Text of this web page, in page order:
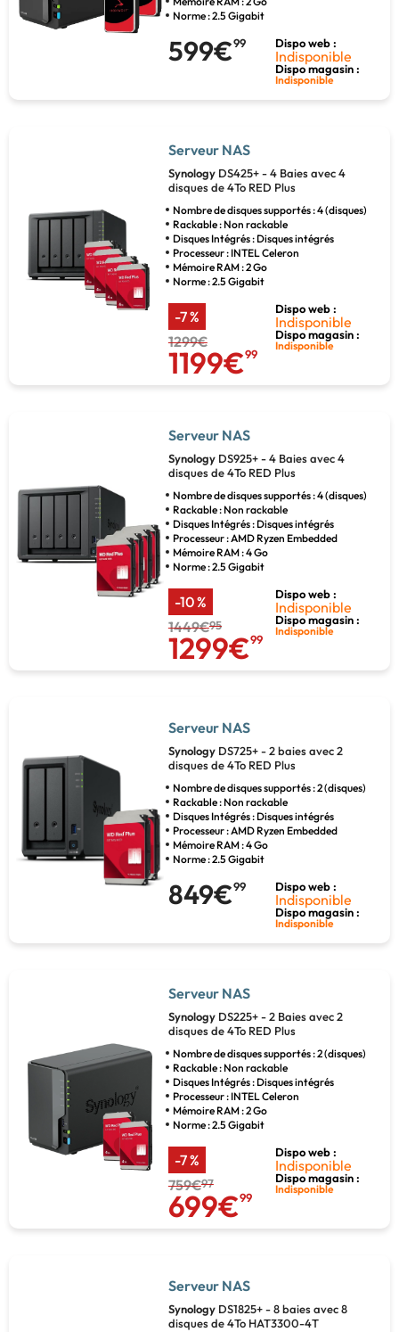
Norme : 2.5 Gigabit
599€99 Dispo web :
Indisponible
Dispo magasin :
Indisponible
Serveur NAS
Synology DS425+ - 4 Baies avec 4
disques de 4To RED Plus
Nombre de disques supportés : 4 (disques)
Rackable : Non rackable
Disques Intégrés : Disques intégrés
Processeur : INTEL Celeron
Mémoire RAM : 2 Go
Norme : 2.5 Gigabit
-7 %
1299€
1199€99
Dispo web :
Indisponible
Dispo magasin :
Indisponible
Serveur NAS
Synology DS925+ - 4 Baies avec 4
disques de 4To RED Plus
Nombre de disques supportés : 4 (disques)
Rackable : Non rackable
Disques Intégrés : Disques intégrés
Processeur : AMD Ryzen Embedded
Mémoire RAM : 4 Go
Norme : 2.5 Gigabit
-10 %
1449€95
1299€99
Dispo web :
Indisponible
Dispo magasin :
Indisponible
Serveur NAS
Synology DS725+ - 2 baies avec 2
disques de 4To RED Plus
Nombre de disques supportés : 2 (disques)
Rackable : Non rackable
Disques Intégrés : Disques intégrés
Processeur : AMD Ryzen Embedded
Mémoire RAM : 4 Go
Norme : 2.5 Gigabit
849€99 Dispo web :
Indisponible
Dispo magasin :
Indisponible
Serveur NAS
Synology DS225+ - 2 Baies avec 2
disques de 4To RED Plus
Nombre de disques supportés : 2 (disques)
Rackable : Non rackable
Disques Intégrés : Disques intégrés
Processeur : INTEL Celeron
Mémoire RAM : 2 Go
Norme : 2.5 Gigabit
-7 %
759€97
699€99
Dispo web :
Indisponible
Dispo magasin :
Indisponible
Serveur NAS
Synology DS1825+ - 8 baies avec 8
disques de 4To HAT3300-4T